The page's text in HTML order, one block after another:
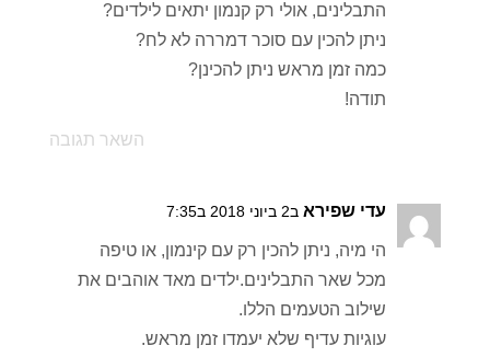
התבלינים, אולי רק קנמון יתאים לילדים?
ניתן להכין עם סוכר דמררה לא לח?
כמה זמן מראש ניתן להכינן?
תודה!
השאר תגובה
עדי שפירא ב2 ביוני 2018 ב7:35
הי מיה, ניתן להכין רק עם קינמון, או טיפה
מכל שאר התבלינים.ילדים מאד אוהבים את
שילוב הטעמים הללו.
עוגיות עדיף שלא יעמדו זמן מראש.